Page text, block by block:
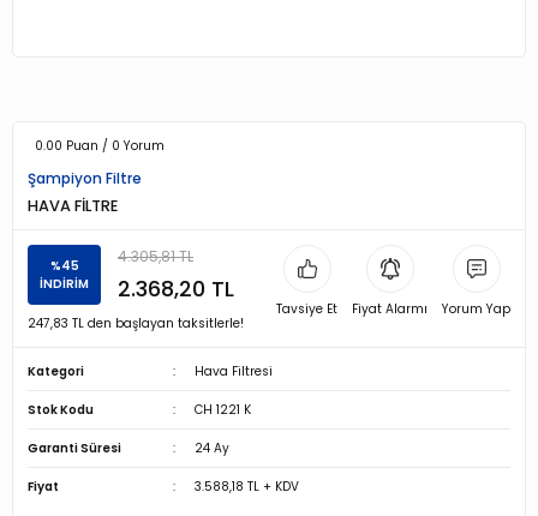
0.00 Puan / 0 Yorum
Şampiyon Filtre
HAVA FİLTRE
%45
İNDİRİM
4.305,81 TL
2.368,20 TL
247,83 TL den başlayan taksitlerle!
Tavsiye Et Fiyat Alarmı Yorum Yap
Kategori Hava Filtresi
Stok Kodu CH 1221 K
Garanti Süresi 24 Ay
Fiyat 3.588,18 TL + KDV